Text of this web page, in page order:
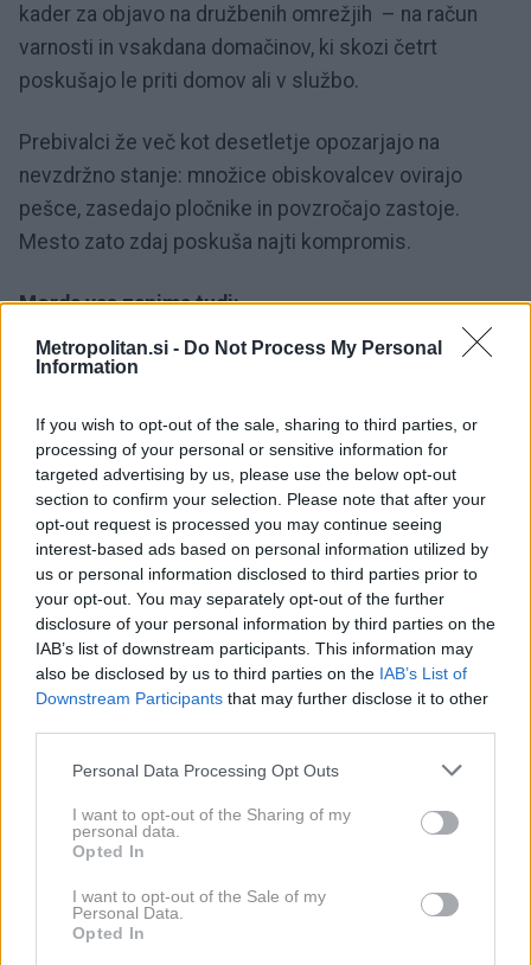
Metropolitan.si - Do Not Process My Personal
Information
If you wish to opt-out of the sale, sharing to third parties, or
processing of your personal or sensitive information for
targeted advertising by us, please use the below opt-out
section to confirm your selection. Please note that after your
opt-out request is processed you may continue seeing
interest-based ads based on personal information utilized by
us or personal information disclosed to third parties prior to
your opt-out. You may separately opt-out of the further
disclosure of your personal information by third parties on the
IAB’s list of downstream participants. This information may
also be disclosed by us to third parties on the IAB’s List of
Downstream Participants that may further disclose it to other
Please note that this website/app uses one or more Google
not limited to your visit or usage behaviour. You may click to
grant or deny consent to Google and its third-party tags to
use your data for below specified purposes in below Google
consent section.
Personal Data Processing Opt Outs
I want to opt-out of the Sharing of my
personal data.
Opted In
I want to opt-out of the Sale of my
Personal Data.
Opted In
kader za objavo na družbenih omrežjih – na račun
varnosti in vsakdana domačinov, ki skozi četrt
poskušajo le priti domov ali v službo.
Prebivalci že več kot desetletje opozarjajo na
nevzdržno stanje: množice obiskovalcev ovirajo
pešce, zasedajo pločnike in povzročajo zastoje.
Mesto zato zdaj poskuša najti kompromis.
Morda vas zanima tudi:
V Barceloni ostro nad neprimerno oblečene
Grozljivka v Barceloni, turist zaboden v
središču mesta
2,7 milijona evrov vreden
projekt
Za zdaj je v načrtu naslednje: barcelonski mestni
svet je napovedal ureditev posebnega prostora ob
Sagradi Familii – 6.200 kvadratnih metrov velike
'predsobe', kjer si bodo obiskovalci lahko vzeli
trenutek za počitek – in seveda za fotografijo. Cona
bo umeščena med fasado Kristusovega rojstva in trg
Euronews.